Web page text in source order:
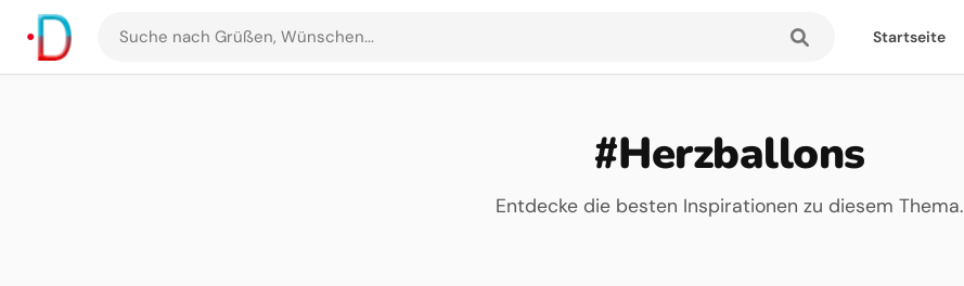
Suche
nach
Startseite
#Herzballons
Entdecke die besten Inspirationen zu diesem Thema.